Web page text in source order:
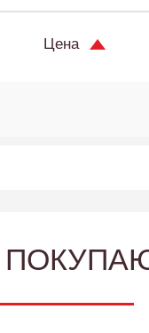
Цена